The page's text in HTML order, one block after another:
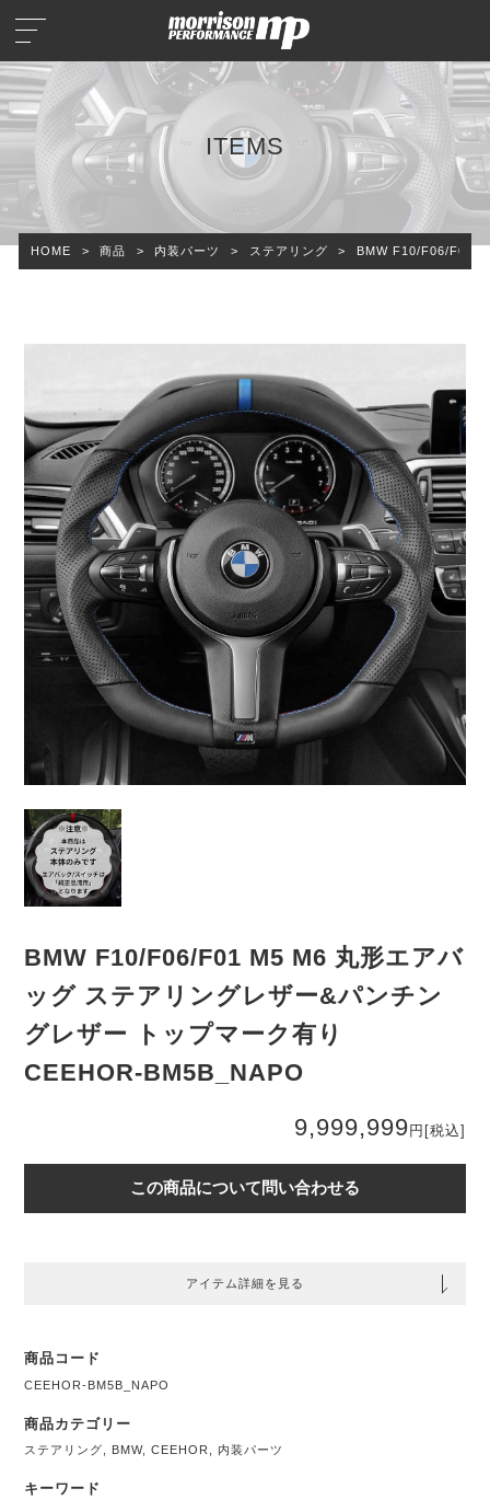
ITEMS
HOME > 商品 > 内装パーツ > ステアリング > BMW F10/F06/F01
BMW F10/F06/F01 M5 M6 丸形エアバ
ッグ ステアリングレザー&パンチン
グレザー トップマーク有り
CEEHOR-BM5B_NAPO
9,999,999 円 [税込]
この商品について問い合わせる
アイテム詳細を見る
商品コード
CEEHOR-BM5B_NAPO
商品カテゴリー
ステアリング BMW,CEEHOR 内装パーツ
キーワード